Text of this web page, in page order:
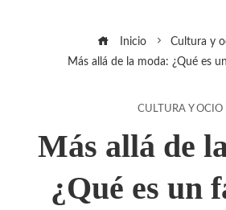
Inicio
Cultura y
Más allá de la moda: ¿Qué es
CULTURA Y OCIO
Más allá de
¿Qué es un